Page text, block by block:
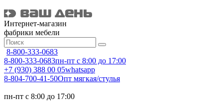
Интернет-магазин
фабрики мебели
8-800-333-0683
8-800-333-0683пн-пт с 8:00 до 17:00
+7 (930) 388 00 05whatsapp
8-804-700-41-50Опт мягкая/стулья
пн-пт с 8:00 до 17:00